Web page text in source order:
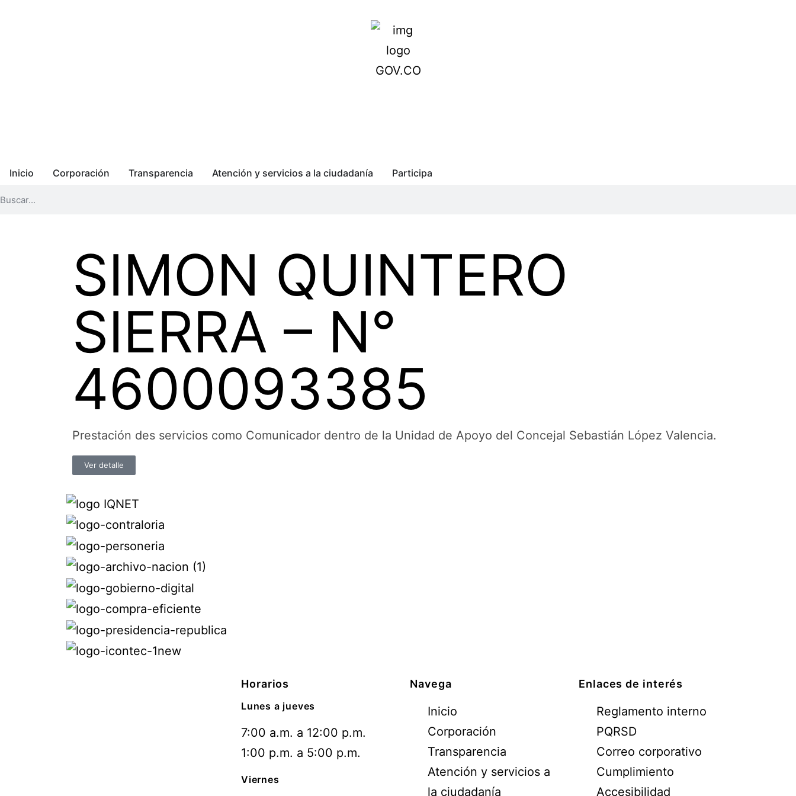
Inicio Corporación Transparencia Atención y servicios a la ciudadanía Participa
SIMON QUINTERO
SIERRA – N°
4600093385
Prestación des servicios como Comunicador dentro de la Unidad de Apoyo del Concejal Sebastián López Valencia.
Ver detalle
Horarios
Lunes a jueves
7:00 a.m. a 12:00 p.m.
1:00 p.m. a 5:00 p.m.
Viernes
Navega
Inicio
Corporación
Transparencia
Atención y servicios a
la ciudadanía
Enlaces de interés
Reglamento interno
PQRSD
Correo corporativo
Cumplimiento
Accesibilidad